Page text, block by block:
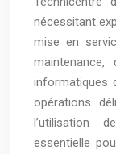
nécessitant
mise en
informatiques
opérations
l’utilisation
essentielle